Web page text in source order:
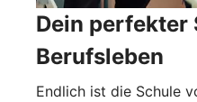
Dein perfekter
Berufsleben
Endlich ist die Schule